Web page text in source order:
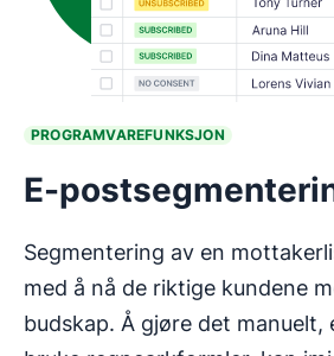
PROGRAMVAREFUNKSJON
E-
Segmentering av en
med å nå de riktige kundene
budskap. Å gjøre det manuelt,